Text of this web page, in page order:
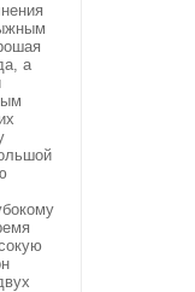
а